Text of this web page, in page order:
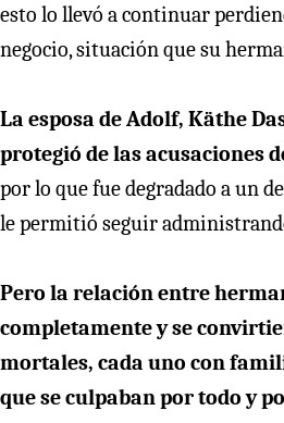
esto lo llevó a continuar
negocio, situación que su
La esposa de Adolf, Käthe
protegió de las acusaciones
por lo que fue degradado a un
le permitió seguir
Pero la relación entre
completamente y se
mortales, cada uno con
que se culpaban por todo y